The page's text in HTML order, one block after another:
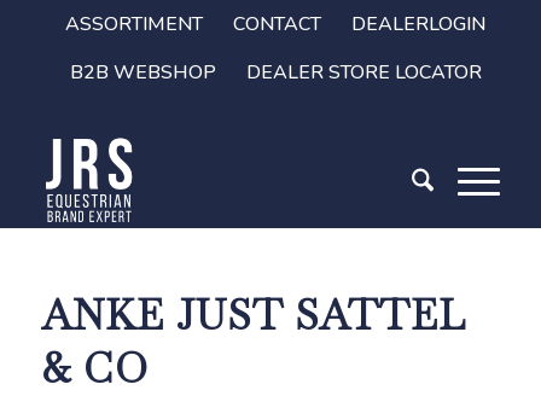
ASSORTIMENT CONTACT
DEALERLOGIN
B2B WEBSHOP
DEALER STORE LOCATOR
ANKE JUST SATTEL
& CO